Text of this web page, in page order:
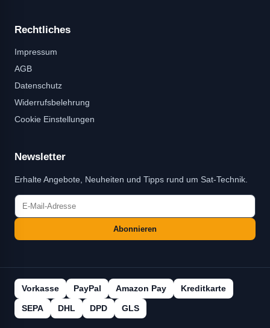
Rechtliches
Impressum
AGB
Datenschutz
Widerrufsbelehrung
Cookie Einstellungen
Newsletter
Erhalte Angebote, Neuheiten und Tipps rund um Sat-Technik.
Abonnieren
Vorkasse PayPal Amazon Pay Kreditkarte
SEPA DHL DPD GLS